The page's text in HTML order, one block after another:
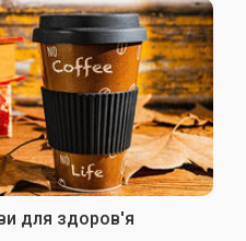
для здоров'я